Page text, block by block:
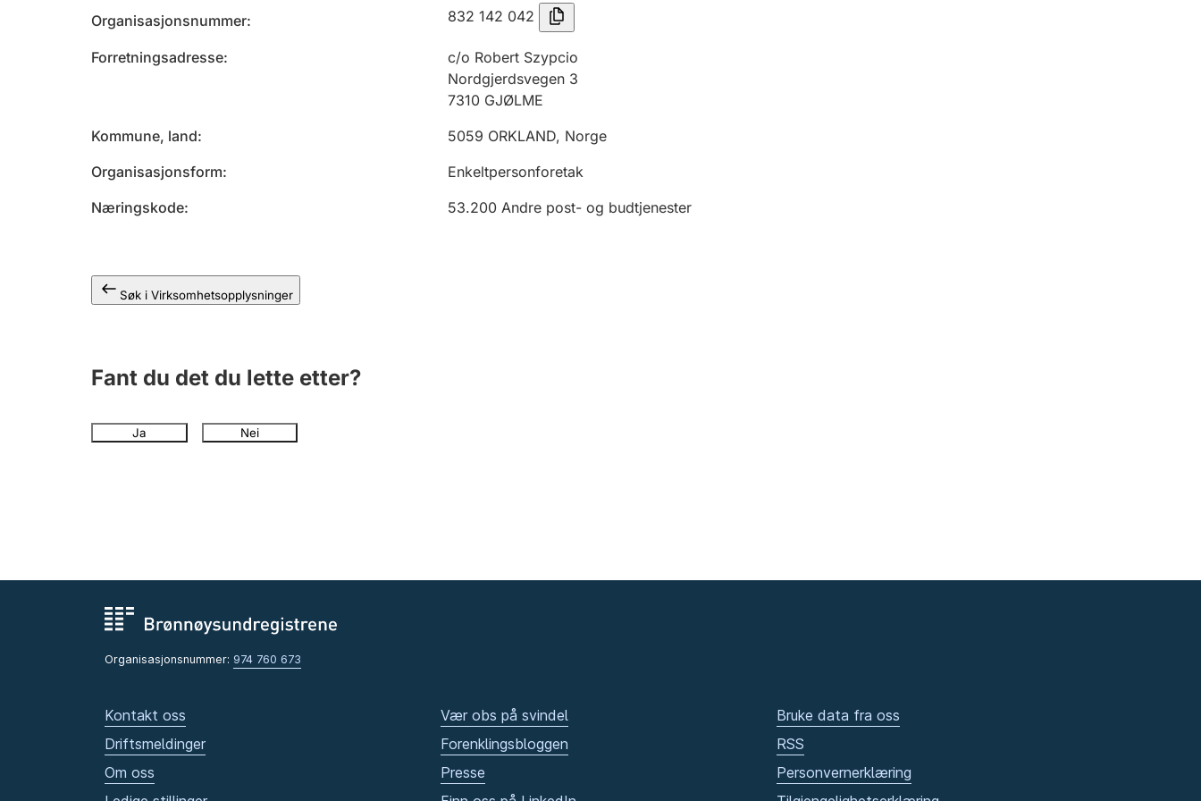
Organisasjonsnummer 832 142 042
Forretningsadresse
c/o Robert Szypcio
Nordgjerdsvegen 3
7310 GJØLME
Kommune, land
5059 ORKLAND, Norge
Organisasjonsform
Enkeltpersonforetak
Næringskode
53.200 Andre post- og budtjenester
Søk i Virksomhetsopplysninger
Fant du det du lette etter?
Ja Nei
Organisasjonsnummer: 974 760 673
Kontakt oss
Driftsmeldinger
Om oss
Vær obs på svindel
Forenklingsbloggen
Presse
Bruke data fra oss
RSS
Personvernerklæring